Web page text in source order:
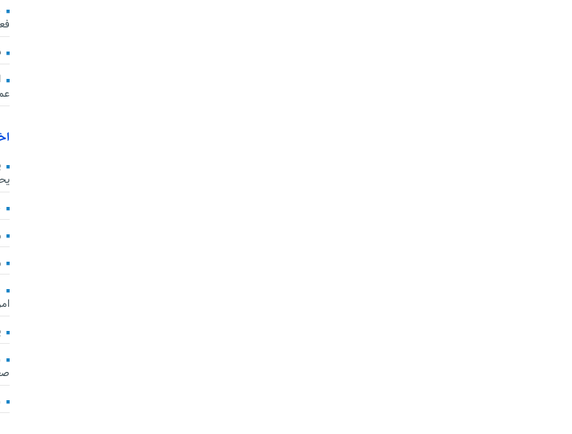
۱۵ هزار نیروی جدید به نظام سلامت کشور افزوده شد